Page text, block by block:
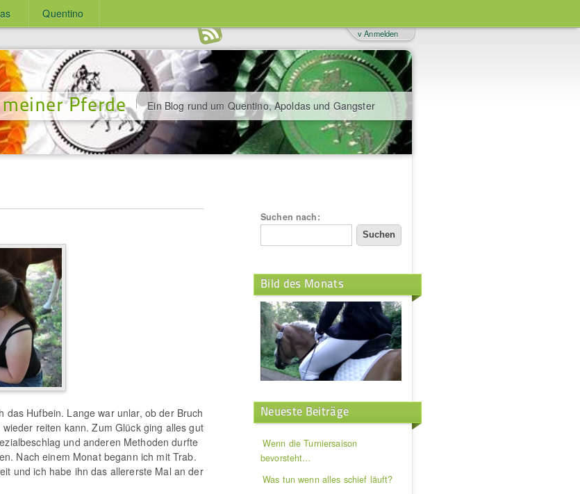
Quentino
Pferde Ein Blog rund um Quentino, Apoldas und Gangster
v Anmelden
das Hufbein. Lange war unlar, ob der Bruch
reiten kann. Zum Glück ging alles gut
und anderen Methoden durfte
Nach einem Monat begann ich mit Trab.
und ich habe ihn das allererste Mal an der
Suchen nach:
Bild des Monats
Neueste Beiträge
Wenn die Turniersaison
bevorsteht…
Was tun wenn alles schief läuft?